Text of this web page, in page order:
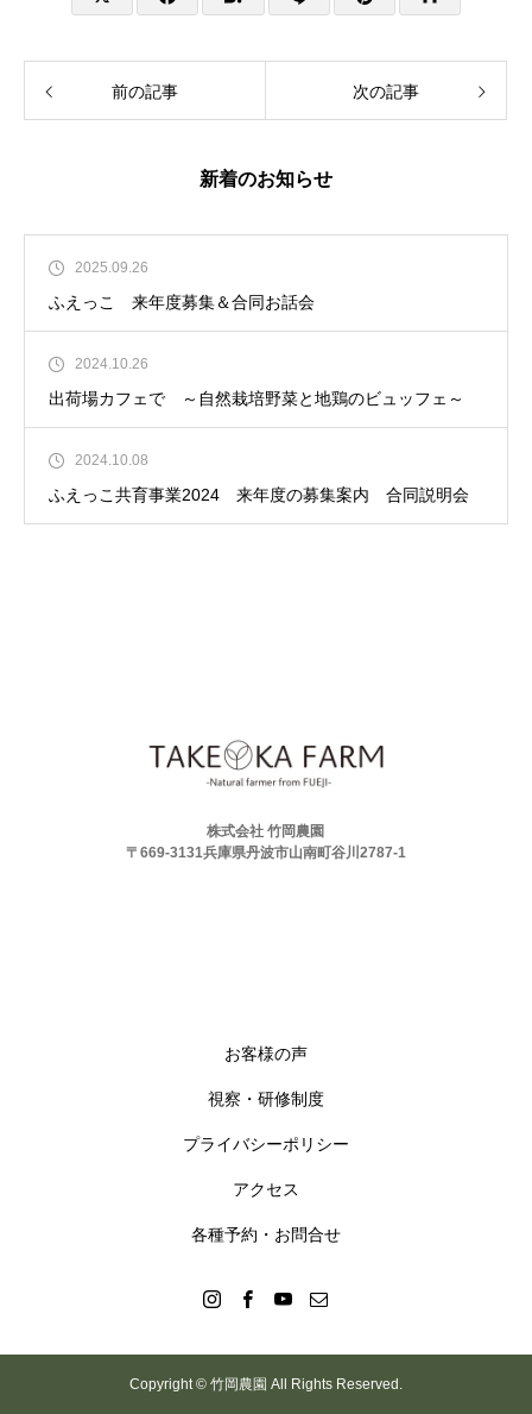
前の記事 次の記事
新着のお知らせ
2025.09.26
ふえっこ 来年度募集＆合同お話会
2024.10.26
出荷場カフェで ～自然栽培野菜と地鶏のビュッフェ～
2024.10.08
ふえっこ共育事業2024 来年度の募集案内 合同説明会
株式会社 竹岡農園
〒669-3131兵庫県丹波市山南町谷川2787-1
お客様の声
視察・研修制度
プライバシーポリシー
アクセス
各種予約・お問合せ
Copyright © 竹岡農園 All Rights Reserved.